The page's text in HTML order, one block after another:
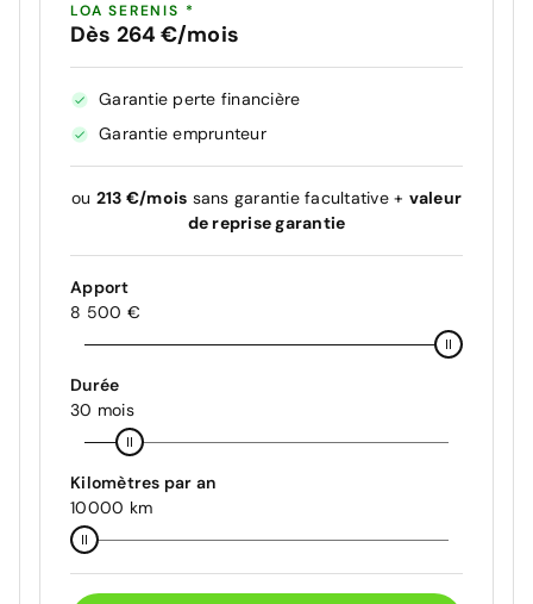
LOA SERENIS *
Dès 264 €/mois
Garantie perte financière
Garantie emprunteur
ou 213 €/mois sans garantie facultative + valeur
de reprise garantie
Apport
8 500 €
Durée
30 mois
Kilomètres par an
10000 km